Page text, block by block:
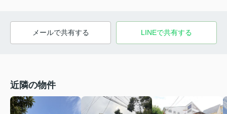
メールで共有する LINEで共有する
近隣の物件